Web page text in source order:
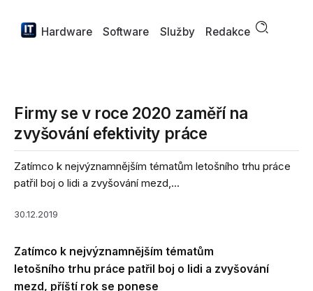
Hardware Software Služby Redakce
Firmy se v roce 2020 zaměří na
zvyšování efektivity práce
Zatímco k nejvýznamnějším tématům letošního trhu práce
patřil boj o lidi a zvyšování mezd,...
30.12.2019
Zatímco k nejvýznamnějším tématům
letošního trhu práce patřil boj o lidi a zvyšování
mezd, příští rok se ponese